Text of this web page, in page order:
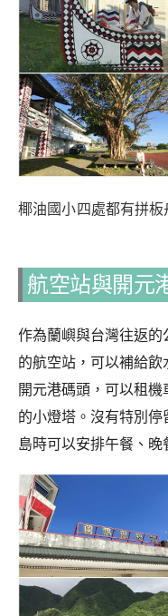
椰油國小四處都有拼板
航空站與開元
作為蘭嶼與台灣往返
的航空站，可以補給
開元港碼頭，可以租
的小燈塔。沒有特別
島時可以安排午餐、晚